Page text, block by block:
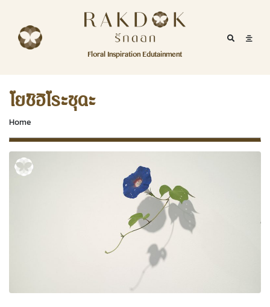
RakDok (รักดอก)
Floral Inspiration Edutainment
Mobile
RakDok
Menu
MAGAZINE
EDUTAINMENT
RAKDOK
MARKET
โยชิฮิโระซุดะ
Home